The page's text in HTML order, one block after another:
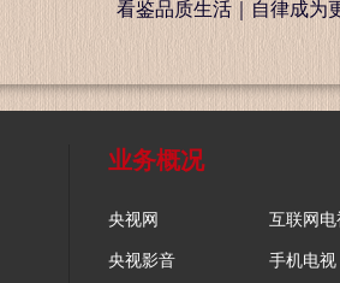
看鉴品质生活｜自律成为
业务概况
央视网 互联网电
央视影音 手机电视